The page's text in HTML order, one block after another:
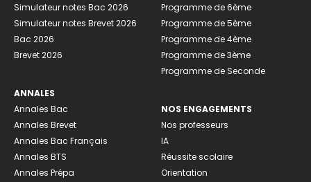
Simulateur notes Bac 2026
Simulateur notes Brevet 2026
Bac 2026
Brevet 2026
ANNALES
Annales Bac
Annales Brevet
Annales Bac Français
Annales BTS
Annales Prépa
Programme de 6ème
Programme de 5ème
Programme de 4ème
Programme de 3ème
Programme de Seconde
NOS ENGAGEMENTS
Nos professeurs
IA
Réussite scolaire
Orientation